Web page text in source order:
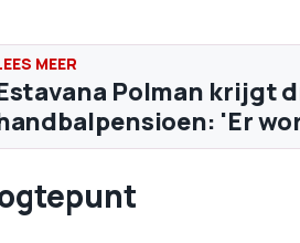
Polman krijgt
'Er